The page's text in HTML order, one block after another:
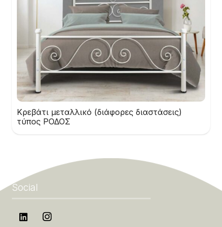
Κρεβάτι μεταλλικό (διάφορες διαστάσεις)
τύπος ΡΟΔΟΣ
Social